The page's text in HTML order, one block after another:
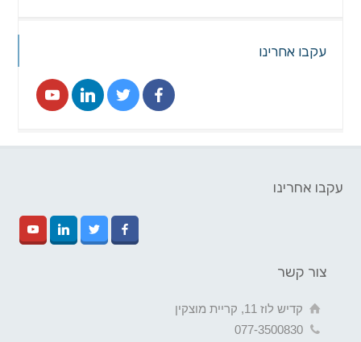
עקבו אחרינו
עקבו אחרינו
צור קשר
קדיש לוז 11, קריית מוצקין
077-3500830